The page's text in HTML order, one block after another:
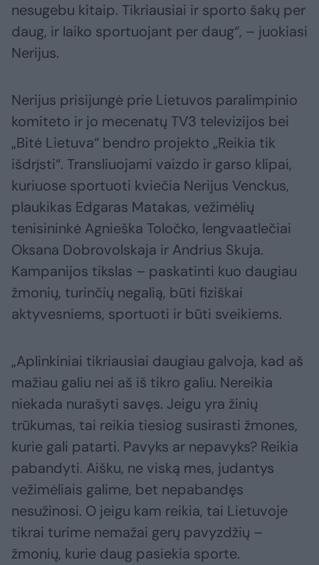
nesugebu kitaip. Tikriausiai ir sporto šakų per
daug, ir laiko sportuojant per daug“, – juokiasi
Nerijus.
Nerijus prisijungė prie Lietuvos paralimpinio
komiteto ir jo mecenatų TV3 televizijos bei
„Bitė Lietuva“ bendro projekto „Reikia tik
išdrįsti“. Transliuojami vaizdo ir garso klipai,
kuriuose sportuoti kviečia Nerijus Venckus,
plaukikas Edgaras Matakas, vežimėlių
tenisininkė Agnieška Toločko, lengvaatlečiai
Oksana Dobrovolskaja ir Andrius Skuja.
Kampanijos tikslas – paskatinti kuo daugiau
žmonių, turinčių negalią, būti fiziškai
aktyvesniems, sportuoti ir būti sveikiems.
„Aplinkiniai tikriausiai daugiau galvoja, kad aš
mažiau galiu nei aš iš tikro galiu. Nereikia
niekada nurašyti savęs. Jeigu yra žinių
trūkumas, tai reikia tiesiog susirasti žmones,
kurie gali patarti. Pavyks ar nepavyks? Reikia
pabandyti. Aišku, ne viską mes, judantys
vežimėliais galime, bet nepabandęs
nesužinosi. O jeigu kam reikia, tai Lietuvoje
tikrai turime nemažai gerų pavyzdžių –
žmonių, kurie daug pasiekia sporte.